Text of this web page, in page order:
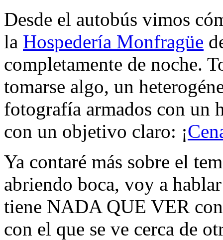
Desde el autobús vimos
la Hospedería Monfragüe
completamente de noche.
tomarse algo, un
fotografía armados con un
con un objetivo claro: ¡
Ya contaré más sobre el
abriendo boca, voy a
tiene NADA QUE VER
con el que se ve cerca de